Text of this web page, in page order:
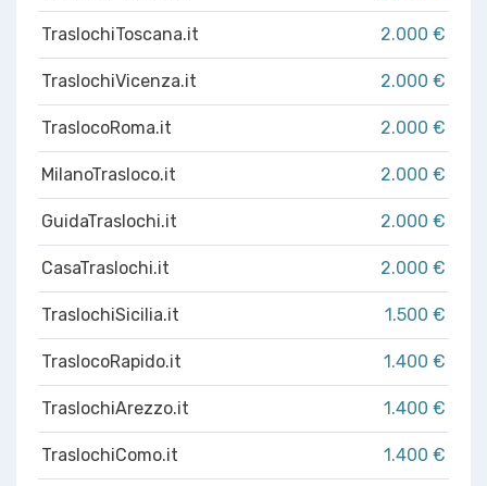
TraslochiToscana.it 2.000 €
TraslochiVicenza.it 2.000 €
TraslocoRoma.it 2.000 €
MilanoTrasloco.it 2.000 €
GuidaTraslochi.it 2.000 €
CasaTraslochi.it 2.000 €
TraslochiSicilia.it 1.500 €
TraslocoRapido.it 1.400 €
TraslochiArezzo.it 1.400 €
TraslochiComo.it 1.400 €